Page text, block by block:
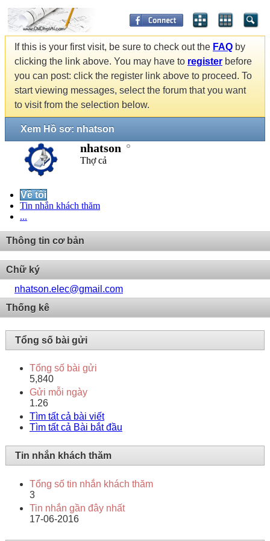
If this is your first visit, be sure to check out the FAQ by
clicking the link above. You may have to register before
you can post: click the register link above to proceed. To
start viewing messages, select the forum that you want
to visit from the selection below.
Xem Hồ sơ: nhatson
nhatson
Thợ cả
Về tôi
Tin nhắn khách thăm
...
Thông tin cơ bản
Chữ ký
nhatson.elec@gmail.com
Thống kê
Tổng số bài gửi
Tổng số bài gửi
5,840
Gửi mỗi ngày
1.26
Tìm tất cả bài viết
Tìm tất cả Bài bắt đầu
Tin nhắn khách thăm
Tổng số tin nhắn khách thăm
3
Tin nhắn gần đây nhất
17-06-2016